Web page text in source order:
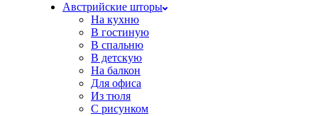
Австрийские шторы
На кухню
В гостиную
В спальню
В детскую
На балкон
Для офиса
Из тюля
С рисунком